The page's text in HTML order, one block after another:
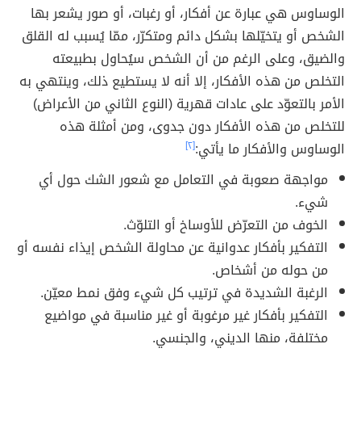
الوساوس هي عبارة عن أفكار، أو رغبات، أو صور يشعر بها
الشخص أو يتخيّلها بشكل دائم ومتكرّر، ممّا يُسبب له القلق
والضيق، وعلى الرغم من أن الشخص سيُحاول بطبيعته
التخلص من هذه الأفكار، إلا أنه لا يستطيع ذلك، وينتهي به
الأمر بالتعوّد على عادات قهرية (النوع الثاني من الأعراض)
للتخلص من هذه الأفكار دون جدوى، ومن أمثلة هذه
الوساوس والأفكار ما يأتي:[٢]
مواجهة صعوبة في التعامل مع شعور الشك حول أي
شيء.
الخوف من التعرّض للأوساخ أو التلوّث.
التفكير بأفكار عدوانية عن محاولة الشخص إيذاء نفسه أو
من حوله من أشخاص.
الرغبة الشديدة في ترتيب كل شيء وفق نمط معيّن.
التفكير بأفكار غير مرغوبة أو غير مناسبة في مواضيع
مختلفة، منها الديني، والجنسي.